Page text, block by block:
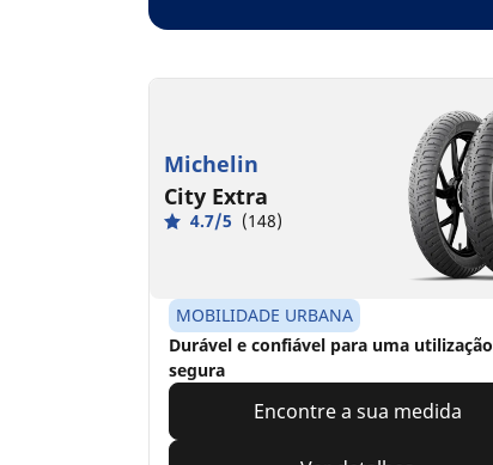
Michelin
City Extra
4.7/5 (148)
MOBILIDADE URBANA
Durável e confiável para uma utilização
segura
Encontre a sua medida